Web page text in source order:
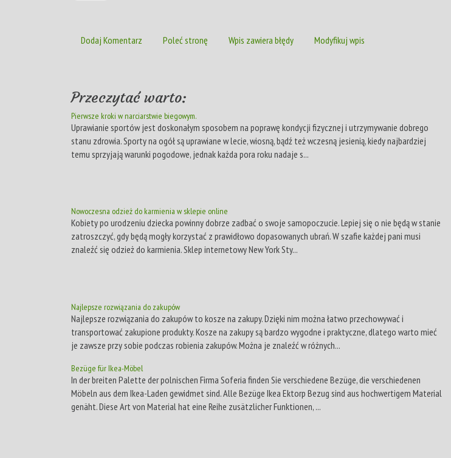
Dodaj Komentarz Poleć stronę Wpis zawiera błędy Modyfikuj wpis
Przeczytać warto:
Pierwsze kroki w narciarstwie biegowym.
Uprawianie sportów jest doskonałym sposobem na poprawę kondycji fizycznej i utrzymywanie dobrego
stanu zdrowia. Sporty na ogół są uprawiane w lecie, wiosną, bądź też wczesną jesienią, kiedy najbardziej
temu sprzyjają warunki pogodowe, jednak każda pora roku nadaje s...
Nowoczesna odzież do karmienia w sklepie online
Kobiety po urodzeniu dziecka powinny dobrze zadbać o swoje samopoczucie. Lepiej się o nie będą w stanie
zatroszczyć, gdy będą mogły korzystać z prawidłowo dopasowanych ubrań. W szafie każdej pani musi
znaleźć się odzież do karmienia. Sklep internetowy New York Sty...
Najlepsze rozwiązania do zakupów
Najlepsze rozwiązania do zakupów to kosze na zakupy. Dzięki nim można łatwo przechowywać i
transportować zakupione produkty. Kosze na zakupy są bardzo wygodne i praktyczne, dlatego warto mieć
je zawsze przy sobie podczas robienia zakupów. Można je znaleźć w różnych...
Bezüge für Ikea-Möbel
In der breiten Palette der polnischen Firma Soferia finden Sie verschiedene Bezüge, die verschiedenen
Möbeln aus dem Ikea-Laden gewidmet sind. Alle Bezüge Ikea Ektorp Bezug sind aus hochwertigem Material
genäht. Diese Art von Material hat eine Reihe zusätzlicher Funktionen, ...